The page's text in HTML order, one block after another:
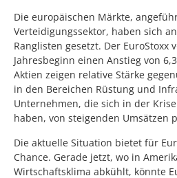
Die europäischen Märkte,
Verteidigungssektor, haben sich
Ranglisten gesetzt. Der EuroStoxx
Jahresbeginn einen Anstieg von
Aktien zeigen relative Stärke
in den Bereichen Rüstung und
Unternehmen, die sich in der
haben, von steigenden Umsätzen
Die aktuelle Situation bietet für
Chance. Gerade jetzt, wo in
Wirtschaftsklima abkühlt, könnte